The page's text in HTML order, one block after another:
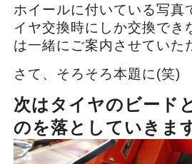
ホイールに付いている写真
イヤ交換時にしか交換でき
は一緒にご案内させていた
さて、そろそろ本題に(笑)
次はタイヤのビード
のを落としていきま